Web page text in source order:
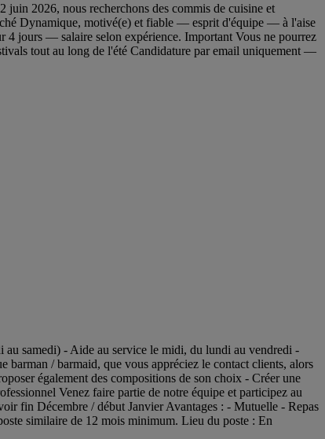
juin 2026, nous recherchons des commis de cuisine et
Dynamique, motivé(e) et fiable — esprit d'équipe — à l'aise
4 jours — salaire selon expérience. Important Vous ne pourrez
tout au long de l'été Candidature par email uniquement —
samedi) - Aide au service le midi, du lundi au vendredi -
barman / barmaid, que vous appréciez le contact clients, alors
également des compositions de son choix - Créer une
Venez faire partie de notre équipe et participez au
fin Décembre / début Janvier Avantages : - Mutuelle - Repas
similaire de 12 mois minimum. Lieu du poste : En